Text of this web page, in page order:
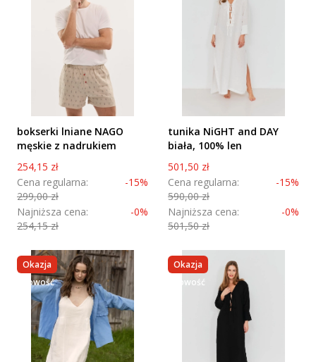
bokserki lniane NAGO
męskie z nadrukiem
Cena promocyjna
254,15 zł
Cena regularna:
299,00 zł
-15%
Najniższa cena:
254,15 zł
-0%
tunika NiGHT and DAY
biała, 100% len
Cena promocyjna
501,50 zł
Cena regularna:
590,00 zł
-15%
Najniższa cena:
501,50 zł
-0%
Okazja
nowość
Okazja
nowość